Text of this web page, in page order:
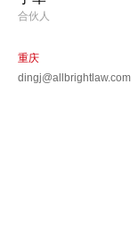
合伙人
重庆
dingj@allbrightlaw.com